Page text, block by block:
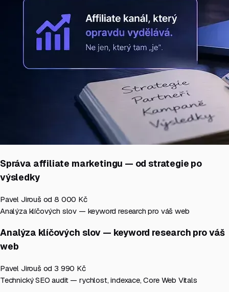
Správa affiliate marketingu — od strategie po
výsledky
Pavel Jirouš od 8 000 Kč
Analýza klíčových slov — keyword research pro váš web
Analýza klíčových slov — keyword research pro váš
web
Pavel Jirouš od 3 990 Kč
Technický SEO audit — rychlost, indexace, Core Web Vitals